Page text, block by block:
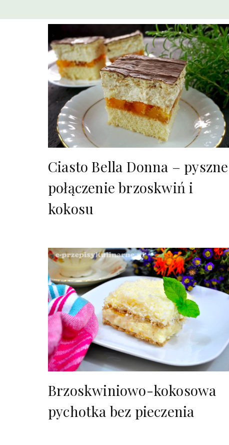
Ciasto Bella Donna – pyszne
połączenie brzoskwiń i
kokosu
Brzoskwiniowo-kokosowa
pychotka bez pieczenia